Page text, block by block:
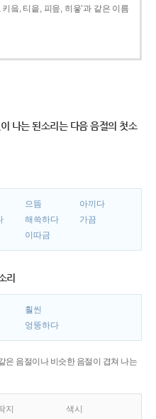
읔, 티읕, 피읖, 히읗’과 같은 이름
나는 된소리는 다음 음절의 첫소
으뜸
아끼다
해쓱하다
가끔
이따금
리
훨씬
엉뚱하다
은 음절이나 비슷한 음절이 겹쳐 나는
지
색시